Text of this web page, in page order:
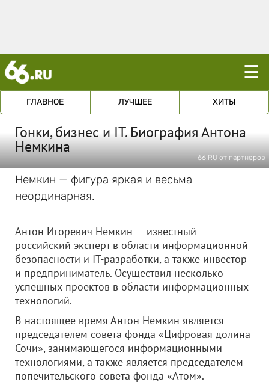
☰
ГЛАВНОЕ ЛУЧШЕЕ ХИТЫ
Гонки, бизнес и IT. Биография Антона
Немкина
66.RU от партнеров
Немкин — фигура яркая и весьма
неординарная.
Антон Игоревич Немкин — известный
российский эксперт в области информационной
безопасности и IT-разработки, а также инвестор
и предприниматель. Осуществил несколько
успешных проектов в области информационных
технологий.
В настоящее время Антон Немкин является
председателем совета фонда «Цифровая долина
Сочи», занимающегося информационными
технологиями, а также является председателем
попечительского совета фонда «Атом».